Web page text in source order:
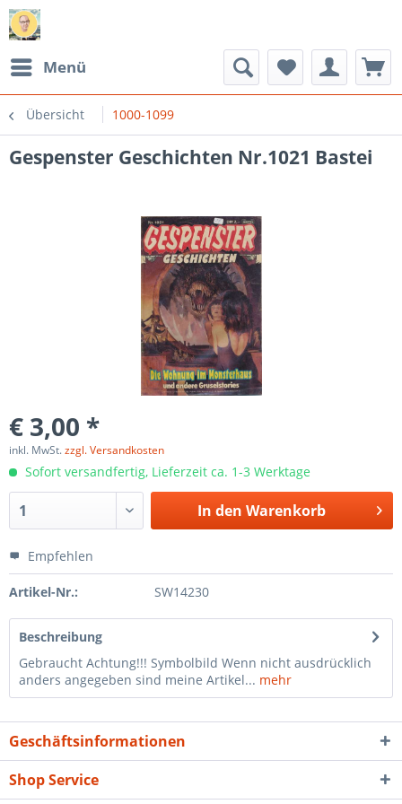
Menü
Übersicht 1000-1099
Gespenster Geschichten Nr.1021 Bastei
€ 3,00 *
inkl. MwSt.zzgl. Versandkosten
Sofort versandfertig, Lieferzeit ca. 1-3 Werktage
In den Warenkorb
Empfehlen
Artikel-Nr.: SW14230
Beschreibung
Gebraucht Achtung!!! Symbolbild Wenn nicht ausdrücklich
anders angegeben sind meine Artikel... mehr
Geschäftsinformationen
Shop Service